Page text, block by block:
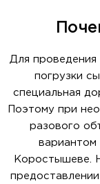
Для проведения
погрузки
специальная
Поэтому при
разового
вариантом
Коростышеве.